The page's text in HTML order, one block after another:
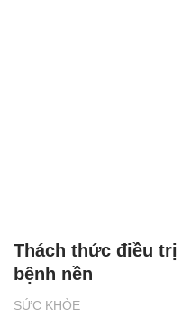
SỨC KHỎE
Thách thức điều
bệnh nền